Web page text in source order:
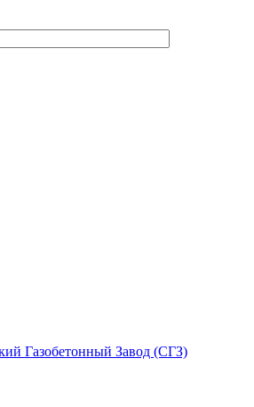
Газобетонный Завод (СГЗ)